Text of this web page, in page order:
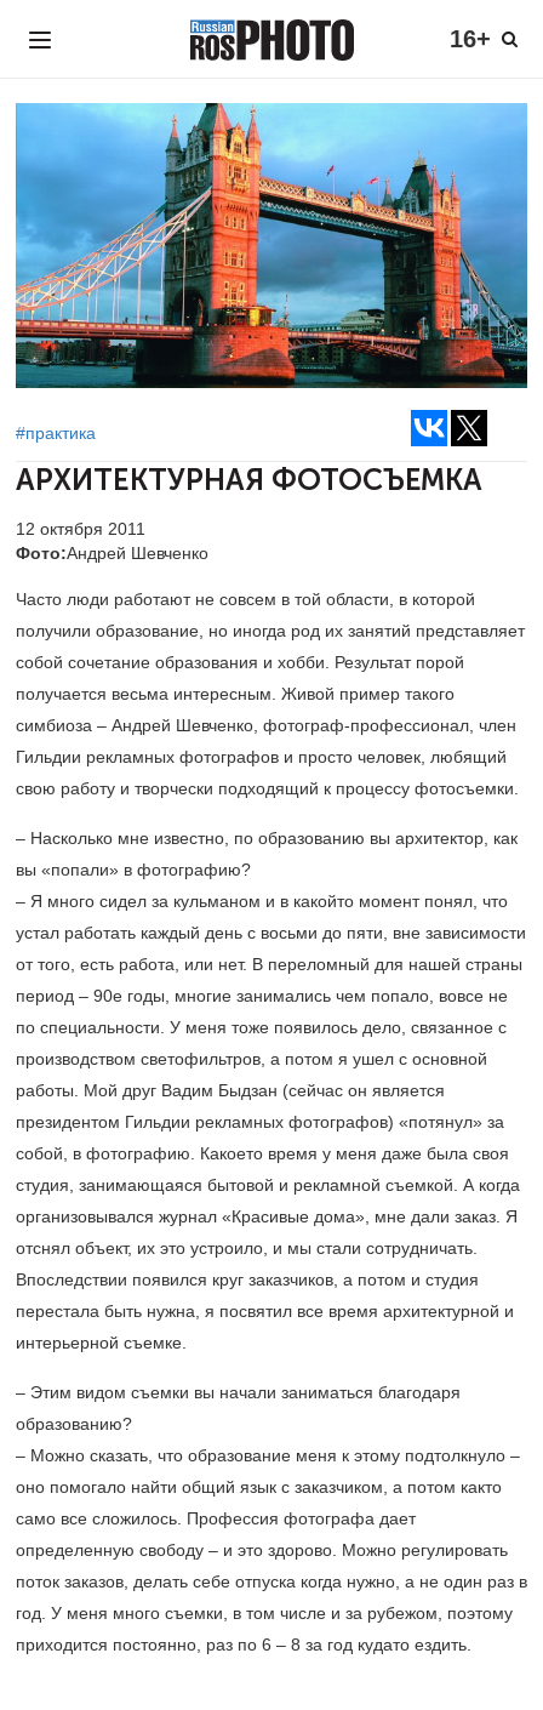
16+
#практика
АРХИТЕКТУРНАЯ ФОТОСЪEМКА
12 октября 2011
Фото:Андрей Шевченко
Часто люди работают не совсем в той области, в которой
получили образование, но иногда род их занятий представляет
собой сочетание образования и хобби. Результат порой
получается весьма интересным. Живой пример такого
симбиоза – Андрей Шевченко, фотограф-профессионал, член
Гильдии рекламных фотографов и просто человек, любящий
свою работу и творчески подходящий к процессу фотосъемки.
– Насколько мне известно, по образованию вы архитектор, как
вы «попали» в фотографию?
– Я много сидел за кульманом и в какойто момент понял, что
устал работать каждый день с восьми до пяти, вне зависимости
от того, есть работа, или нет. В переломный для нашей страны
период – 90е годы, многие занимались чем попало, вовсе не
по специальности. У меня тоже появилось дело, связанное с
производством светофильтров, а потом я ушел с основной
работы. Мой друг Вадим Быдзан (сейчас он является
президентом Гильдии рекламных фотографов) «потянул» за
собой, в фотографию. Какоето время у меня даже была своя
студия, занимающаяся бытовой и рекламной съемкой. А когда
организовывался журнал «Красивые дома», мне дали заказ. Я
отснял объект, их это устроило, и мы стали сотрудничать.
Впоследствии появился круг заказчиков, а потом и студия
перестала быть нужна, я посвятил все время архитектурной и
интерьерной съемке.
– Этим видом съемки вы начали заниматься благодаря
образованию?
– Можно сказать, что образование меня к этому подтолкнуло –
оно помогало найти общий язык с заказчиком, а потом както
само все сложилось. Профессия фотографа дает
определенную свободу – и это здорово. Можно регулировать
поток заказов, делать себе отпуска когда нужно, а не один раз в
год. У меня много съемки, в том числе и за рубежом, поэтому
приходится постоянно, раз по 6 – 8 за год кудато ездить.